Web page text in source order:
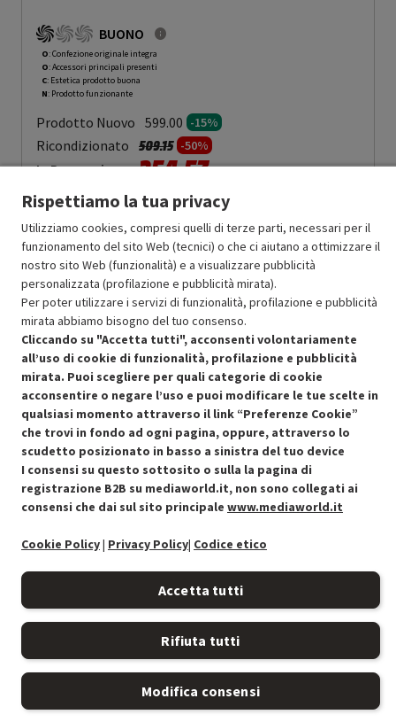
BUONO
O: Confezione originale integra
O: Accessori principali presenti
C: Estetica prodotto buona
N: Prodotto funzionante
Prodotto Nuovo 599.00 -15%
Ricondizionato Prezzo ridotto da
509.15a-50%
In Promozione 254.57
Aggiungi al carrello
SCONTO RICONDIZIONATI
Approfitta dello sconto del 50% sul prodotto ricondizionato.
Condizioni generali di vendita
Cookie Policy
Preferenze cookie
Informativa privacy
Recedere dal contratto qui
Rispettiamo la tua privacy
Utilizziamo cookies, compresi quelli di terze parti, necessari per il
funzionamento del sito Web (tecnici) o che ci aiutano a ottimizzare il
nostro sito Web (funzionalità) e a visualizzare pubblicità
personalizzata (profilazione e pubblicità mirata).
Per poter utilizzare i servizi di funzionalità, profilazione e pubblicità
mirata abbiamo bisogno del tuo consenso.
Cliccando su "Accetta tutti", acconsenti volontariamente
all’uso di cookie di funzionalità, profilazione e pubblicità
mirata. Puoi scegliere per quali categorie di cookie
acconsentire o negare l’uso e puoi modificare le tue scelte in
qualsiasi momento attraverso il link “Preferenze Cookie”
che trovi in fondo ad ogni pagina, oppure, attraverso lo
scudetto posizionato in basso a sinistra del tuo device
I consensi su questo sottosito o sulla la pagina di
registrazione B2B su mediaworld.it, non sono collegati ai
consensi che dai sul sito principale www.mediaworld.it
Cookie Policy| Privacy Policy| Codice etico
Accetta tutti
Rifiuta tutti
Modifica consensi